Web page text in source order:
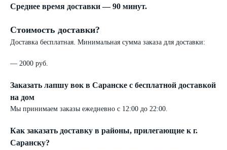
Среднее время доставки — 90 минут.
Стоимость доставки?
Доставка бесплатная. Минимальная сумма заказа для доставки:
— 2000 руб.
Заказать лапшу вок в Саранске с бесплатной доставкой
на дом
Мы принимаем заказы ежедневно с 12:00 до 22:00.
Как заказать доставку в районы, прилегающие к г.
Саранску?